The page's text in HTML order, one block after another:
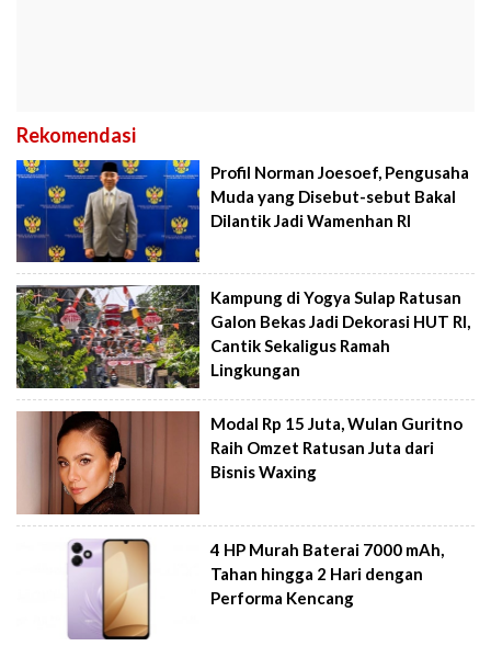
Rekomendasi
Profil Norman Joesoef, Pengusaha
Muda yang Disebut-sebut Bakal
Dilantik Jadi Wamenhan RI
Kampung di Yogya Sulap Ratusan
Galon Bekas Jadi Dekorasi HUT RI,
Cantik Sekaligus Ramah
Lingkungan
Modal Rp 15 Juta, Wulan Guritno
Raih Omzet Ratusan Juta dari
Bisnis Waxing
4 HP Murah Baterai 7000 mAh,
Tahan hingga 2 Hari dengan
Performa Kencang